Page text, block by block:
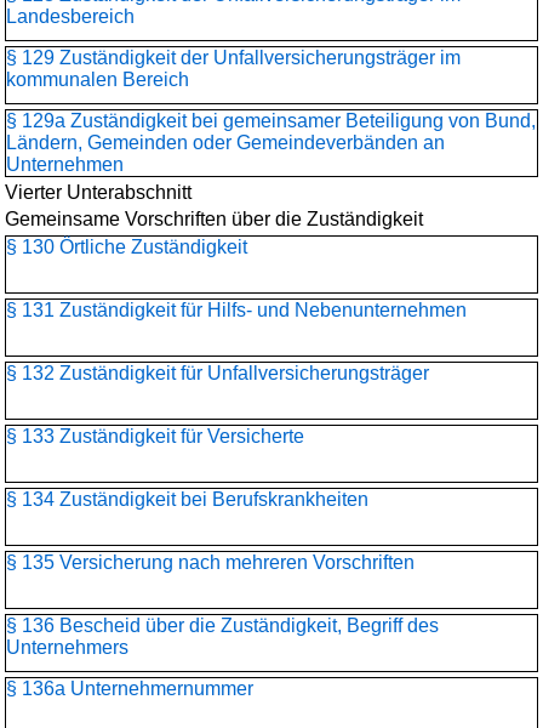
Landesbereich
§ 129 Zuständigkeit der Unfallversicherungsträger im
kommunalen Bereich
§ 129a Zuständigkeit bei gemeinsamer Beteiligung von Bund,
Ländern, Gemeinden oder Gemeindeverbänden an
Unternehmen
Vierter Unterabschnitt
Gemeinsame Vorschriften über die Zuständigkeit
§ 130 Örtliche Zuständigkeit
§ 131 Zuständigkeit für Hilfs- und Nebenunternehmen
§ 132 Zuständigkeit für Unfallversicherungsträger
§ 133 Zuständigkeit für Versicherte
§ 134 Zuständigkeit bei Berufskrankheiten
§ 135 Versicherung nach mehreren Vorschriften
§ 136 Bescheid über die Zuständigkeit, Begriff des
Unternehmers
§ 136a Unternehmernummer